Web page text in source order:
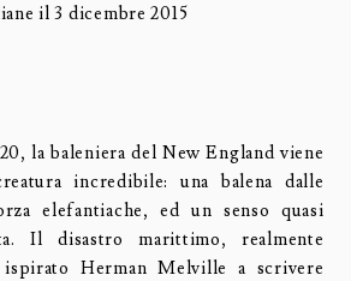
il 3 dicembre 2015
la baleniera del New England viene
incredibile: una balena dalle
elefantiache, ed un senso quasi
Il disastro marittimo, realmente
ispirato Herman Melville a scrivere